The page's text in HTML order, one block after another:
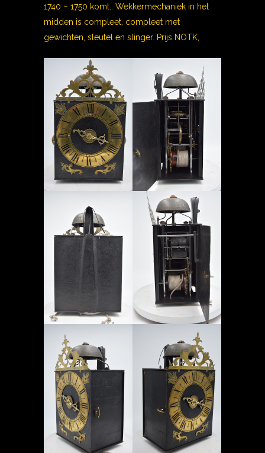
1740 – 1750 komt.. Wekkermechaniek in het
midden is compleet. compleet met
gewichten, sleutel en slinger. Prijs NOTK,